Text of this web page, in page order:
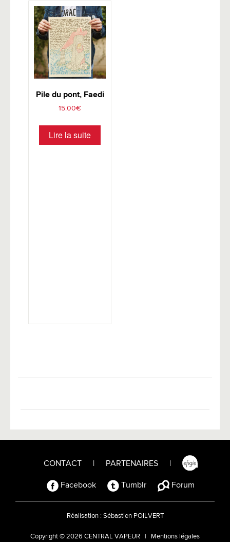
Pile du pont, Faedi
15.00€
Lire la suite
CONTACT PARTENAIRES
Facebook Tumblr Forum
Réalisation : Sébastien POILVERT
Copyright © 2026 CENTRAL VAPEUR | Mentions légales